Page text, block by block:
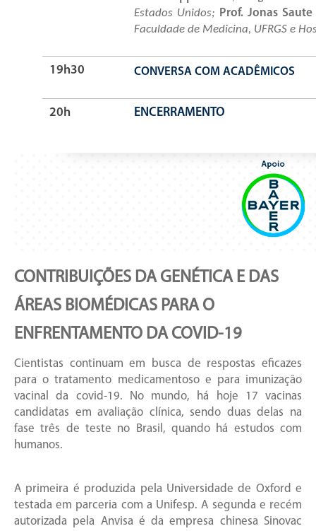
Estados Unidos; Prof. Jonas Saute
Faculdade de Medicina, UFRGS e
19h30 CONVERSA COM ACADÊMICOS
20h ENCERRAMENTO
CONTRIBUIÇÕES DA GENÉTICA E DAS
ÁREAS BIOMÉDICAS PARA O
ENFRENTAMENTO DA COVID-19
Cientistas continuam em busca de respostas eficazes
para o tratamento medicamentoso e para imunização
vacinal da covid-19. No mundo, há hoje 17 vacinas
candidatas em avaliação clínica, sendo duas delas na
fase três de teste no Brasil, quando há estudos com
humanos.
A primeira é produzida pela Universidade de Oxford e
testada em parceria com a Unifesp. A segunda e recém
autorizada pela Anvisa é da empresa chinesa Sinovac